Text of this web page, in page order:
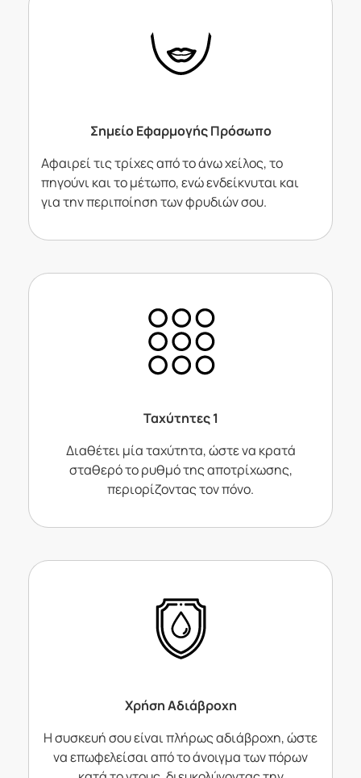
Σημείο Εφαρμογής Πρόσωπο
Αφαιρεί τις τρίχες από το άνω χείλος, το
πηγούνι και το μέτωπο, ενώ ενδείκνυται και
για την περιποίηση των φρυδιών σου.
Ταχύτητες 1
Διαθέτει μία ταχύτητα, ώστε να κρατά
σταθερό το ρυθμό της αποτρίχωσης,
περιορίζοντας τον πόνο.
Χρήση Αδιάβροχη
Η συσκευή σου είναι πλήρως αδιάβροχη, ώστε
να επωφελείσαι από το άνοιγμα των πόρων